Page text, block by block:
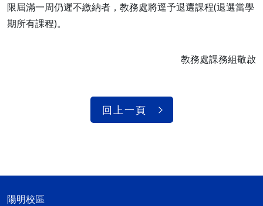
限屆滿一周仍遲不繳納者，教務處將逕予退選課程(退選當學
期所有課程)。
教務處課務組敬啟
回上一頁
陽明校區